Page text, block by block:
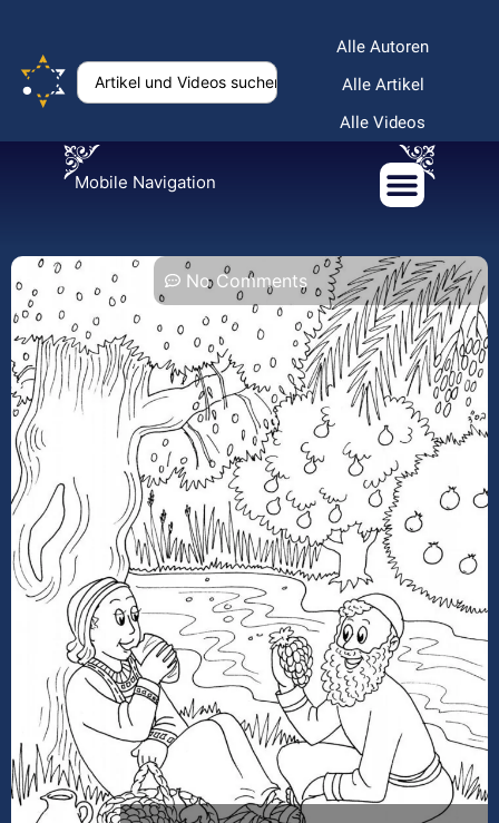
Alle Autoren
Alle Artikel
Alle Videos
Mobile Navigation
No Comments